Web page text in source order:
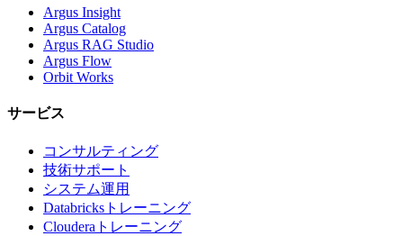
Argus Insight
Argus Catalog
Argus RAG Studio
Argus Flow
Orbit Works
サービス
コンサルティング
技術サポート
システム運用
Databricksトレーニング
Clouderaトレーニング